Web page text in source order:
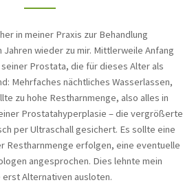
- Lumbosakrale
Nacht
den Schulterblättern,
Syndrom
in meiner Praxis zur Behandlung
Jahren wieder zu mir. Mittlerweile Anfang
Prostata, die für dieses Alter als
Mehrfaches nächtliches Wasserlassen,
zu hohe Restharnmenge, also alles in
Prostatahyperplasie – die vergrößerte
per Ultraschall gesichert. Es sollte eine
Restharnmenge erfolgen, eine eventuelle
angesprochen. Dies lehnte mein
Alternativen ausloten.